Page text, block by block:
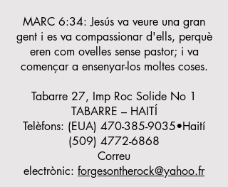
MARC 6:34: Jesús va veure una gran
gent i es va compassionar d'ells, perquè
eren com ovelles sense pastor; i va
començar a ensenyar-los moltes coses.
Tabarre 27, Imp Roc Solide No 1
TABARRE – HAITÍ
Telèfons: (EUA) 470-385-9035•Haití
(509) 4772-6868
Correu
electrònic: forgesontherock@yahoo.fr